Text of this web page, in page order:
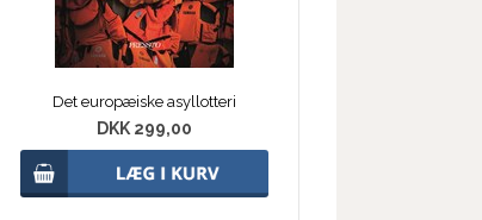
Det europæiske asyllotteri
DKK 299,00